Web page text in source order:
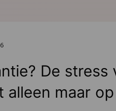
De stress
alleen maar op